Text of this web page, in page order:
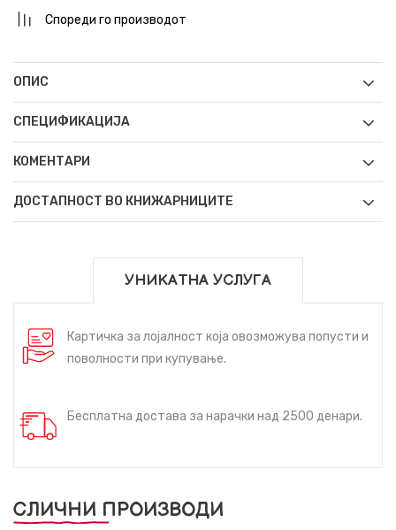
Спореди го производот
ОПИС
СПЕЦИФИКАЦИЈА
КОМЕНТАРИ
ДОСТАПНОСТ ВО КНИЖАРНИЦИТЕ
УНИКАТНА УСЛУГА
Картичка за лојалност која овозможува попусти и
поволности при купување.
Бесплатна достава за нарачки над 2500 денари.
СЛИЧНИ ПРОИЗВОДИ